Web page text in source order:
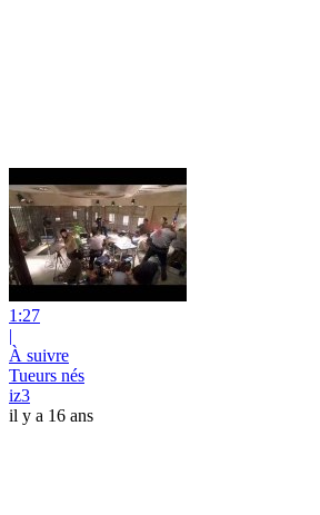
1:27
|
À suivre
Tueurs nés
iz3
il y a 16 ans